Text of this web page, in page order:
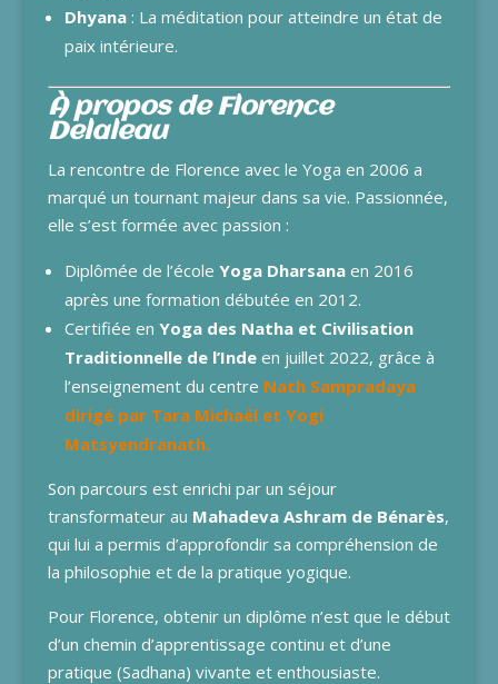
Dhyana: La méditation pour atteindre un état de
paix intérieure.
À propos de Florence
Delaleau
La rencontre de Florence avec le Yoga en 2006 a
marqué un tournant majeur dans sa vie. Passionnée,
elle s’est formée avec passion :
Diplômée de l’école Yoga Dharsanaen 2016
après une formation débutée en 2012.
Certifiée en Yoga des Natha et Civilisation
Traditionnelle de l’Indeen juillet 2022, grâce à
l’enseignement du centre Nath Sampradaya
dirigé par Tara Michaël et Yogi
Matsyendranath.
Son parcours est enrichi par un séjour
transformateur au Mahadeva Ashram de Bénarès,
qui lui a permis d’approfondir sa compréhension de
la philosophie et de la pratique yogique.
Pour Florence, obtenir un diplôme n’est que le début
d’un chemin d’apprentissage continu et d’une
pratique (Sadhana) vivante et enthousiaste.